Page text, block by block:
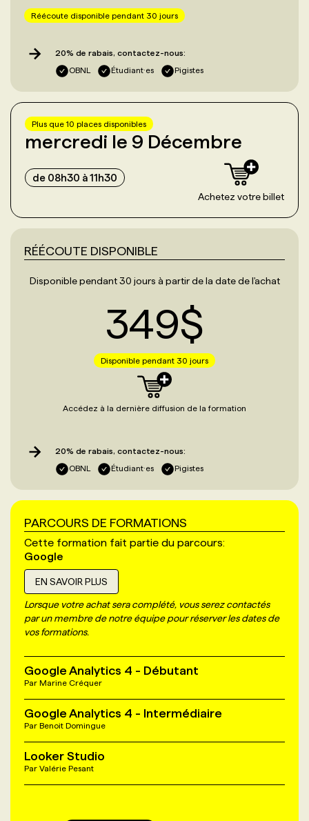
Réécoute disponible pendant 30 jours
20% de rabais, contactez-nous:
OBNL
Étudiant·es Pigistes
Plus que10 places disponibles
mercredi le 9 Décembre
de 08h30 à 11h30
Achetez votre billet
RÉÉCOUTE DISPONIBLE
Disponible pendant 30 jours à partir de la date de l'achat
349$
Disponible pendant 30 jours
Accédez à la dernière diffusion de la formation
20% de rabais, contactez-nous:
OBNL
Étudiant·es Pigistes
PARCOURS DE FORMATIONS
Cette formation fait partie du parcours:
Google
EN SAVOIR PLUS
Lorsque votre achat sera complété, vous serez contactés
par un membre de notre équipe pour réserver les dates de
vos formations.
Google Analytics 4 - Débutant
Par Marine Créquer
Google Analytics 4 - Intermédiaire
Par Benoit Domingue
Looker Studio
Par Valérie Pesant